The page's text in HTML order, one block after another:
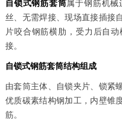
自锁式钢筋套筒属于钢筋机械
丝、无需焊接、现场直接插接
片咬合钢筋横肋，受力后自
接。
自锁式钢筋套筒结构组成
由套筒主体、自锁夹片、锁紧
优质碳素结构钢加工，内壁锥
筋。